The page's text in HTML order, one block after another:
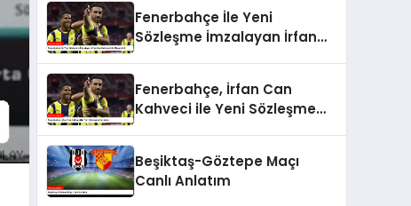
Fenerbahçe İle Yeni
Sözleşme İmzalayan İrfan
Fenerbahçe, İrfan Can
Kahveci ile Yeni Sözleşme
Beşiktaş-Göztepe Maçı
Canlı Anlatım